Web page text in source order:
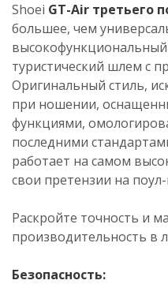
Shoei GT-Air третьего
большее, чем
туристический шлем с
Оригинальный стиль,
при ношении,
функциями,
последними
работает на самом
свои претензии на
Раскройте точность и
производительность в
Безопасность: